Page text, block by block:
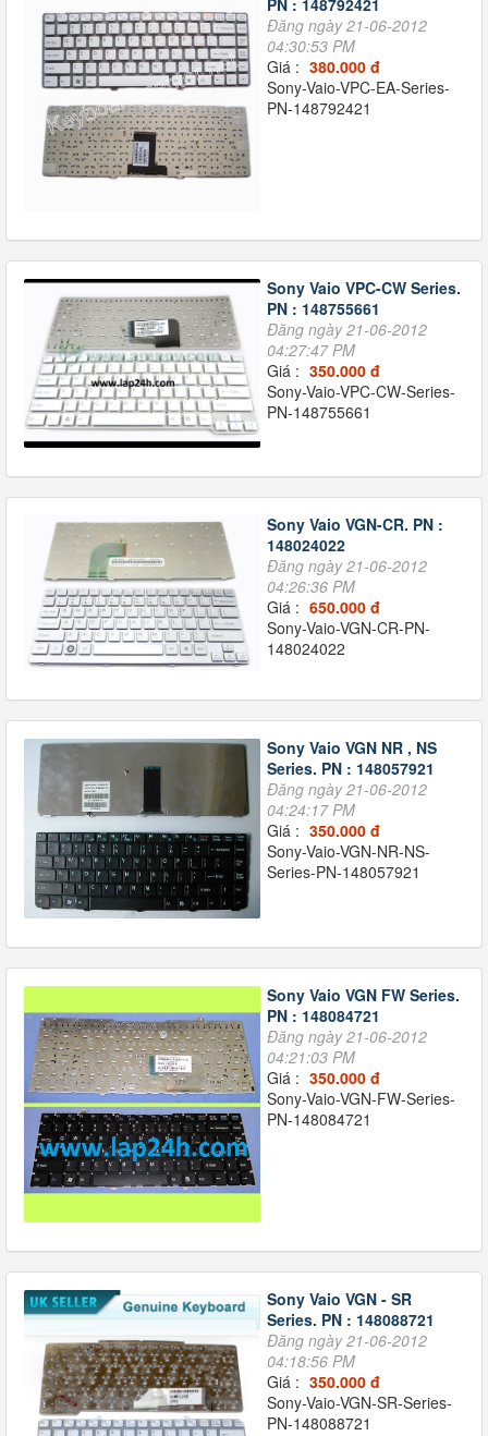
PN : 148792421
Đăng ngày 21-06-2012
04:30:53 PM
Giá : 380.000 đ
Sony-Vaio-VPC-EA-Series-
PN-148792421
Sony Vaio VPC-CW Series.
PN : 148755661
Đăng ngày 21-06-2012
04:27:47 PM
Giá : 350.000 đ
Sony-Vaio-VPC-CW-Series-
PN-148755661
Sony Vaio VGN-CR. PN :
148024022
Đăng ngày 21-06-2012
04:26:36 PM
Giá : 650.000 đ
Sony-Vaio-VGN-CR-PN-
148024022
Sony Vaio VGN NR , NS
Series. PN : 148057921
Đăng ngày 21-06-2012
04:24:17 PM
Giá : 350.000 đ
Sony-Vaio-VGN-NR-NS-
Series-PN-148057921
Sony Vaio VGN FW Series.
PN : 148084721
Đăng ngày 21-06-2012
04:21:03 PM
Giá : 350.000 đ
Sony-Vaio-VGN-FW-Series-
PN-148084721
Sony Vaio VGN - SR
Series. PN : 148088721
Đăng ngày 21-06-2012
04:18:56 PM
Giá : 350.000 đ
Sony-Vaio-VGN-SR-Series-
PN-148088721